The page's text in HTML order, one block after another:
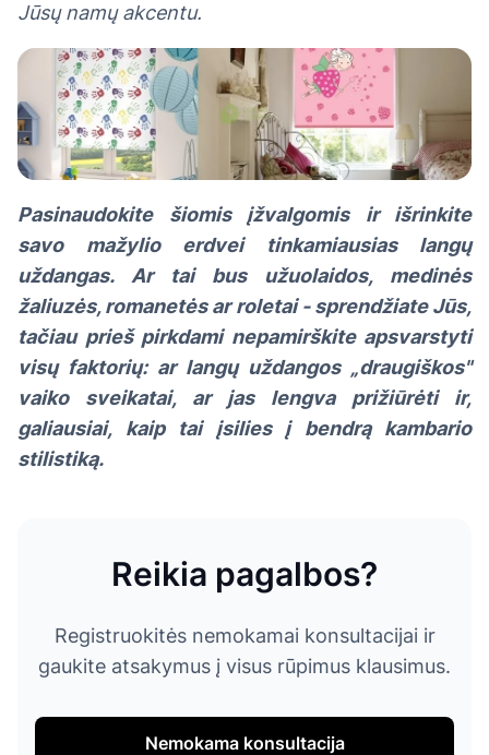
Jūsų namų akcentu.
Pasinaudokite šiomis įžvalgomis ir išrinkite
savo mažylio erdvei tinkamiausias langų
uždangas. Ar tai bus užuolaidos, medinės
žaliuzės, romanetės ar roletai - sprendžiate Jūs,
tačiau prieš pirkdami nepamirškite apsvarstyti
visų faktorių: ar langų uždangos „draugiškos"
vaiko sveikatai, ar jas lengva prižiūrėti ir,
galiausiai, kaip tai įsilies į bendrą kambario
stilistiką.
Reikia pagalbos?
Registruokitės nemokamai konsultacijai ir
gaukite atsakymus į visus rūpimus klausimus.
Nemokama konsultacija